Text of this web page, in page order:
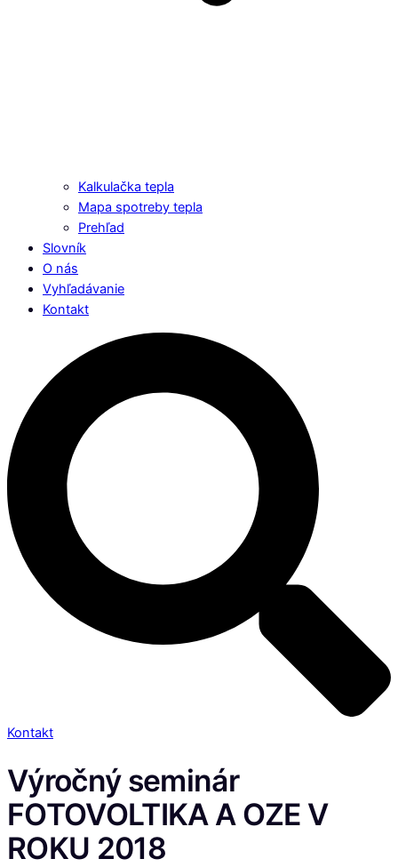
Kalkulačka tepla
Mapa spotreby tepla
Prehľad
Slovník
O nás
Vyhľadávanie
Kontakt
Kontakt
Výročný seminár
FOTOVOLTIKA A OZE V
ROKU 2018